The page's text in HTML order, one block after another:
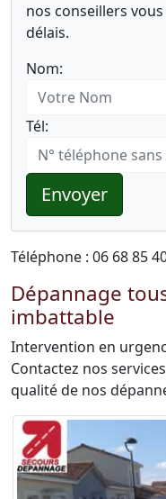
nos conseillers
délais.
Nom:
Tél:
Envoyer
Téléphone : 06 68 85
Dépannage
imbattable
Intervention en
Contactez nos
qualité de nos